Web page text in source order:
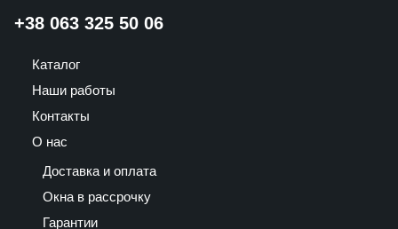
+38 063 325 50 06
Каталог
Наши работы
Контакты
О нас
Доставка и оплата
Окна в рассрочку
Гарантии
раздвижная – одностворчатая –
белая
3500